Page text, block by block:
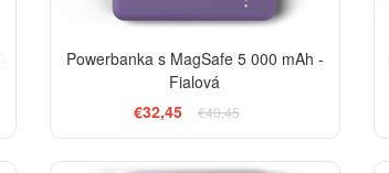
Powerbanka s MagSafe 5 000 mAh -
Fialová
€32,45
€40,45